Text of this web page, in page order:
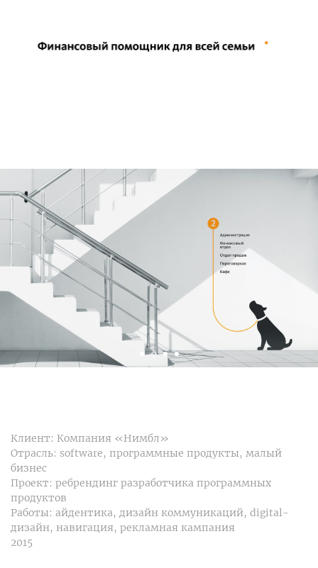
Клиент: Компания «Нимбл»
Отрасль: software, программные продукты, малый
бизнес
Проект: ребрендинг разработчика программных
продуктов
Работы: айдентика, дизайн коммуникаций, digital-
дизайн, навигация, рекламная кампания
2015